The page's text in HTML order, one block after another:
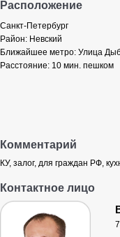
Расположение
Санкт-Петербург
Район: Невский
Ближайшее метро: Улица
Расстояние: 10 мин. пешком
Комментарий
КУ, залог, для граждан РФ,
Контактное лицо